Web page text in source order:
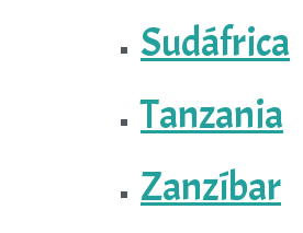
Sudáfrica
Tanzania
Zanzíbar